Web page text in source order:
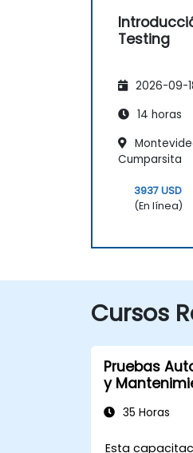
Testing
2026-09-
14 horas
Cumparsita
3937 USD
(En línea)
Cursos
Pruebas
y
35 Horas
Esta